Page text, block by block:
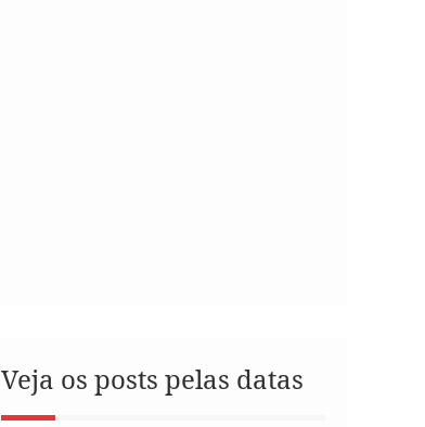
Veja os posts pelas datas